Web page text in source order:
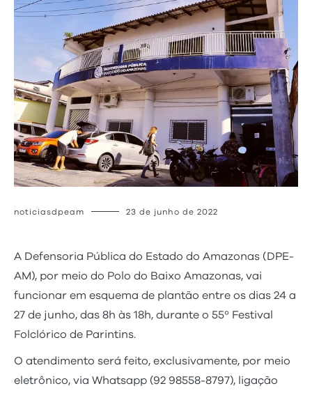
noticiasdpeam 23 de junho de 2022
A Defensoria Pública do Estado do Amazonas (DPE-
AM), por meio do Polo do Baixo Amazonas, vai
funcionar em esquema de plantão entre os dias 24 a
27 de junho, das 8h às 18h, durante o 55º Festival
Folclórico de Parintins.
O atendimento será feito, exclusivamente, por meio
eletrônico, via Whatsapp (92 98558-8797), ligação